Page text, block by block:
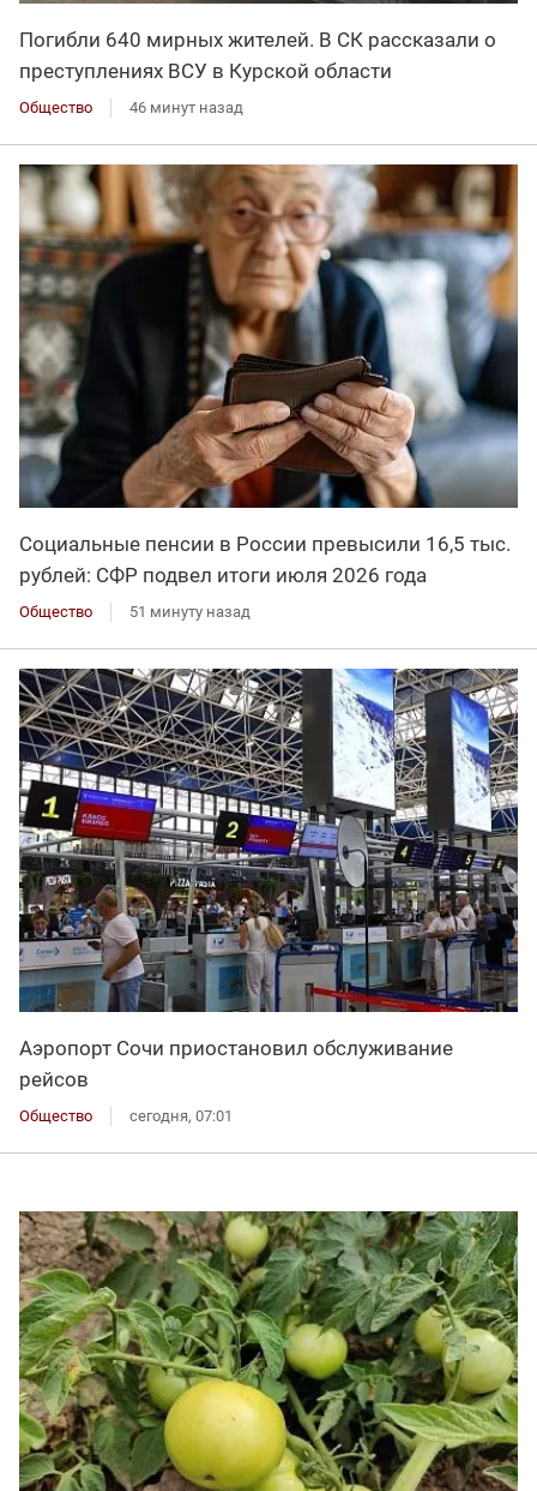
Погибли 640 мирных жителей. В СК рассказали о
преступлениях ВСУ в Курской области
Общество 46 минут назад
Социальные пенсии в России превысили 16,5 тыс.
рублей: СФР подвел итоги июля 2026 года
Общество 51 минуту назад
Аэропорт Сочи приостановил обслуживание
рейсов
Общество сегодня, 07:01